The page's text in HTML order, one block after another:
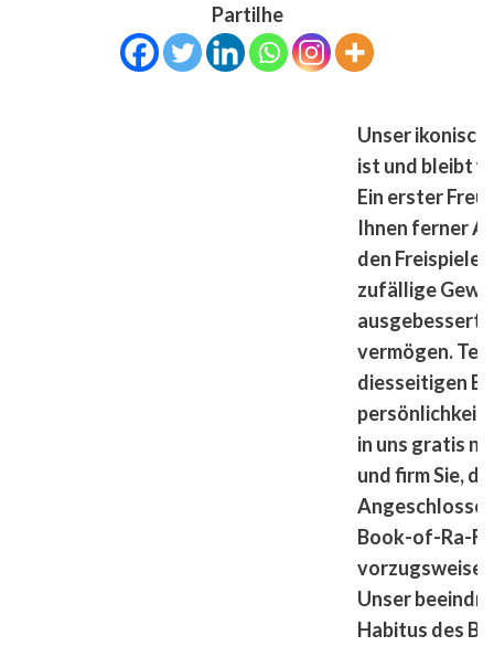
Partilhe
Unser
ist und bleibt
Ein erster
Ihnen ferner
den
zufällige
ausgebessert
vermögen.
diesseitigen
in uns gratis
und firm Sie, die
Book-of-Ra-
vorzugsweise
Unser
Habitus des